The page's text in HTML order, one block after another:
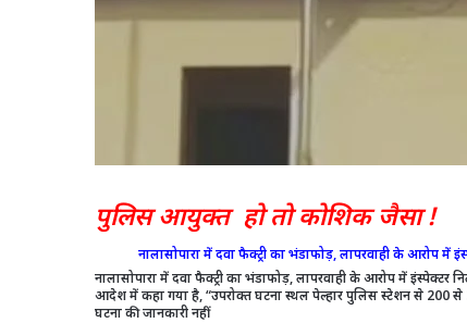
पुलिस आयुक्त हो तो कोशिक जैसा !
नालासोपारा में दवा फैक्ट्री का भंडाफोड़, लापरवाही के आरोप में
नालासोपारा में दवा फैक्ट्री का भंडाफोड़, लापरवाही के आरोप में इंस्पेक्टर
आदेश में कहा गया है, “उपरोक्त घटना स्थल पेल्हार पुलिस स्टेशन से 200 से
घटना की जानकारी नहीं